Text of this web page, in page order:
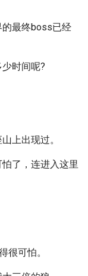
最终boss已经
时间呢?
上出现过。
了，连进入这里
很可怕。